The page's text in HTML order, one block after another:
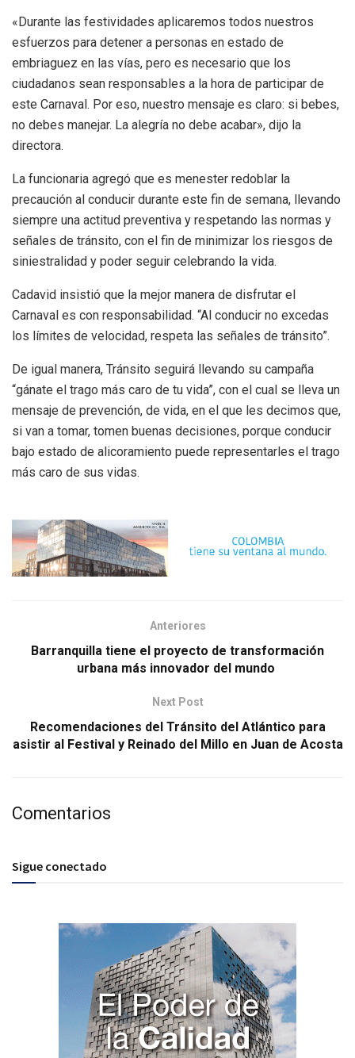
«Durante las festividades aplicaremos todos nuestros
esfuerzos para detener a personas en estado de
embriaguez en las vías, pero es necesario que los
ciudadanos sean responsables a la hora de participar de
este Carnaval. Por eso, nuestro mensaje es claro: si bebes,
no debes manejar. La alegría no debe acabar», dijo la
directora.
La funcionaria agregó que es menester redoblar la
precaución al conducir durante este fin de semana, llevando
siempre una actitud preventiva y respetando las normas y
señales de tránsito, con el fin de minimizar los riesgos de
siniestralidad y poder seguir celebrando la vida.
Cadavid insistió que la mejor manera de disfrutar el
Carnaval es con responsabilidad. “Al conducir no excedas
los límites de velocidad, respeta las señales de tránsito”.
De igual manera, Tránsito seguirá llevando su campaña
“gánate el trago más caro de tu vida”, con el cual se lleva un
mensaje de prevención, de vida, en el que les decimos que,
si van a tomar, tomen buenas decisiones, porque conducir
bajo estado de alicoramiento puede representarles el trago
más caro de sus vidas.
Anteriores
Barranquilla tiene el proyecto de transformación
urbana más innovador del mundo
Next Post
Recomendaciones del Tránsito del Atlántico para
asistir al Festival y Reinado del Millo en Juan de Acosta
Comentarios
Sigue conectado